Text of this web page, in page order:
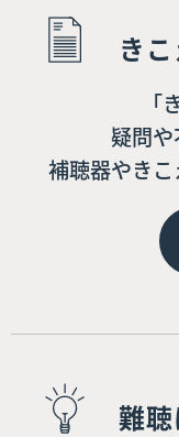
き
疑問や
補聴器やきこ
難